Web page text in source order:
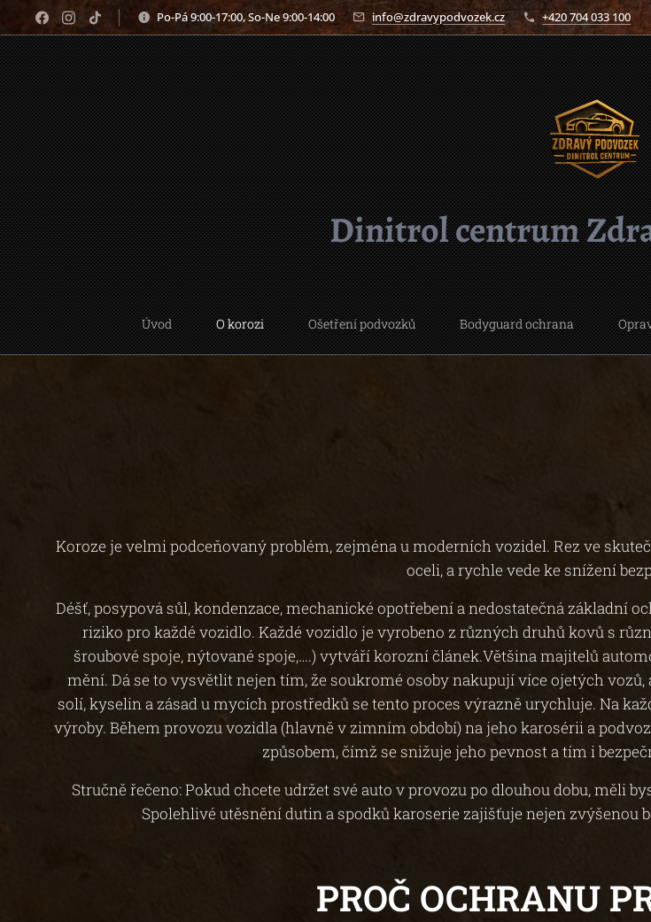
Po-Pá 9:00-17:00, So-Ne 9:00-14:00 info@zdravypodvozek.cz +420 704 033 100
Dinitrol centrum
Úvod O korozi Ošetření podvozků Bodyguard ochrana
Koroze je velmi podceňovaný problém, zejména u moderních vozidel. Rez ve
oceli, a rychle vede ke snížení
Déšť, posypová sůl, kondenzace, mechanické opotřebení a nedostatečná
riziko pro každé vozidlo. Každé vozidlo je vyrobeno z různých druhů kovů s
šroubové spoje, nýtované spoje,….) vytváří korozní článek.Většina majitelů
mění. Dá se to vysvětlit nejen tím, že soukromé osoby nakupují více ojetých
solí, kyselin a zásad u mycích prostředků se tento proces výrazně urychluje. Na
výroby. Během provozu vozidla (hlavně v zimním období) na jeho karosérii a
způsobem, čímž se snižuje jeho pevnost a tím i
Stručně řečeno: Pokud chcete udržet své auto v provozu po dlouhou dobu, měli
Spolehlivé utěsnění dutin a spodků karoserie zajišťuje nejen zvýšenou
PROČ OCHRANU